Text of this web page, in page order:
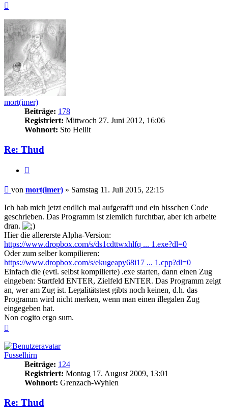
mort(imer)
Beiträge: 178
Registriert: Mittwoch 27. Juni 2012, 16:06
Wohnort: Sto Hellit
Re: Thud
Beitrag
von mort(imer) » Samstag 11. Juli 2015, 22:15
Ich hab mich jetzt endlich mal aufgerafft und ein bisschen Code
geschrieben. Das Programm ist ziemlich furchtbar, aber ich arbeite
dran.
Hier die allererste Alpha-Version:
https://www.dropbox.com/s/ds1cdttwxhlfq ... 1.exe?dl=0
Oder zum selber kompilieren:
https://www.dropbox.com/s/ekugeapy68i17 ... 1.cpp?dl=0
Einfach die (evtl. selbst kompilierte) .exe starten, dann einen Zug
eingeben: Startfeld ENTER, Zielfeld ENTER. Das Programm zeigt
an, wer am Zug ist. Legalitätstest gibts noch keinen, d.h. das
Programm wird nicht merken, wenn man einen illegalen Zug
eingegeben hat.
Non cogito ergo sum.
Fusselhirn
Beiträge: 124
Registriert: Montag 17. August 2009, 13:01
Wohnort: Grenzach-Wyhlen
Re: Thud